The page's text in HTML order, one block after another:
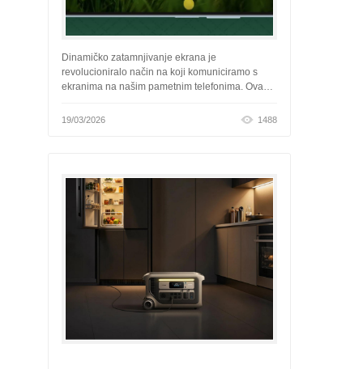
Dinamičko zatamnjivanje ekrana je
revolucioniralo način na koji komuniciramo s
ekranima na našim pametnim telefonima. Ova
vreme pred ekranima postaje nor...
19/03/2026 1488